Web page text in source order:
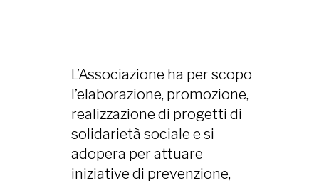
L’Associazione ha per scopo
l’elaborazione, promozione,
realizzazione di progetti di
solidarietà sociale e si
adopera per attuare
iniziative di prevenzione,